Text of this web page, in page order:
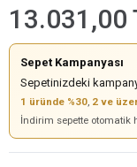
13.031,00
Sepet Kampanyası
Sepetinizdeki
1 üründe %30, 2 ve
İndirim sepette otomatik